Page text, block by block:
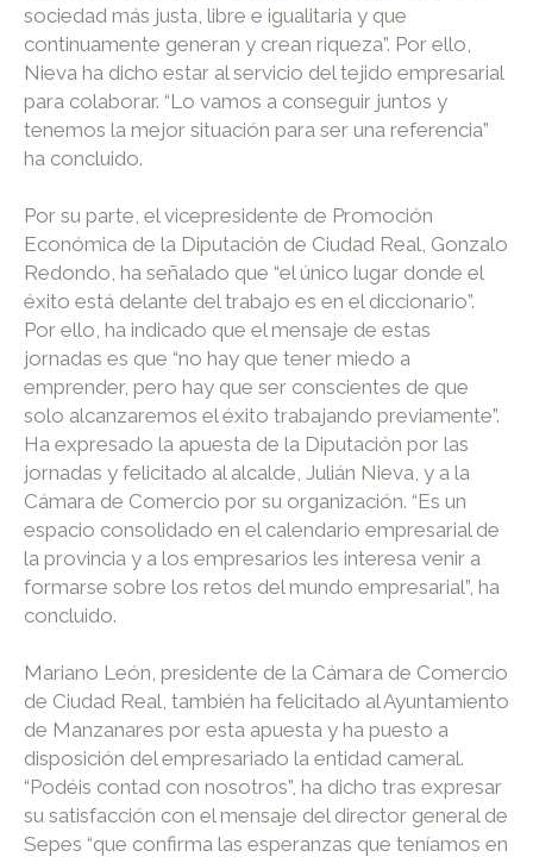
sociedad más justa, libre e igualitaria y que
continuamente generan y crean riqueza”. Por ello,
Nieva ha dicho estar al servicio del tejido empresarial
para colaborar. “Lo vamos a conseguir juntos y
tenemos la mejor situación para ser una referencia”
ha concluido.
Por su parte, el vicepresidente de Promoción
Económica de la Diputación de Ciudad Real, Gonzalo
Redondo, ha señalado que “el único lugar donde el
éxito está delante del trabajo es en el diccionario”.
Por ello, ha indicado que el mensaje de estas
jornadas es que “no hay que tener miedo a
emprender, pero hay que ser conscientes de que
solo alcanzaremos el éxito trabajando previamente”.
Ha expresado la apuesta de la Diputación por las
jornadas y felicitado al alcalde, Julián Nieva, y a la
Cámara de Comercio por su organización. “Es un
espacio consolidado en el calendario empresarial de
la provincia y a los empresarios les interesa venir a
formarse sobre los retos del mundo empresarial”, ha
concluido.
Mariano León, presidente de la Cámara de Comercio
de Ciudad Real, también ha felicitado al Ayuntamiento
de Manzanares por esta apuesta y ha puesto a
disposición del empresariado la entidad cameral.
“Podéis contad con nosotros”, ha dicho tras expresar
su satisfacción con el mensaje del director general de
Sepes “que confirma las esperanzas que teníamos en